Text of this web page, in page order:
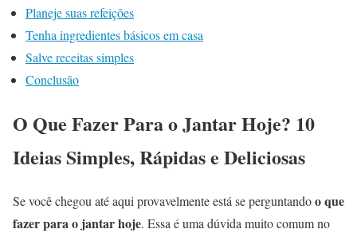
Planeje suas refeições
Tenha ingredientes básicos em casa
Salve receitas simples
Conclusão
O Que Fazer Para o Jantar Hoje? 10
Ideias Simples, Rápidas e Deliciosas
Se você chegou até aqui provavelmente está se perguntandoo que
fazer para o jantar hoje. Essa é uma dúvida muito comum no